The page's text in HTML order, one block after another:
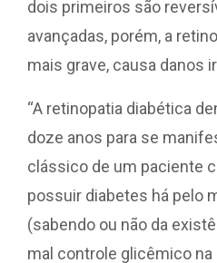
dois primeiros são
avançadas, porém, a
mais grave, causa danos
“A retinopatia diabética
doze anos para se
clássico de um paciente
possuir diabetes há pelo
(sabendo ou não da
mal controle glicêmico